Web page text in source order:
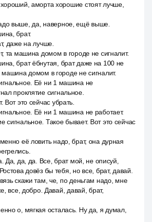
хороший, аморта хорошие стоят лучше,
выше, да, наверное, ещё выше.
брат.
даже на лучше.
та машина домом в городе не сигналит.
брат ёбнутая, брат даже на 100 не
машина домом в городе не сигналит.
Её ни 1 машина не
проклятие сигнальное.
Вот это сейчас убрать.
Её ни 1 машина не работает.
сигнальное. Такое бывает. Вот это сейчас
её ловить надо, брат, она дурная
Да, да, да. Все, брат мой, не описуй,
довёз бы тебя, но все, брат, давай.
скажи там, че, по деньгам надо, мне
все, добро. Давай, давай, брат,
о, мягкая осталась. Ну да, я думал,